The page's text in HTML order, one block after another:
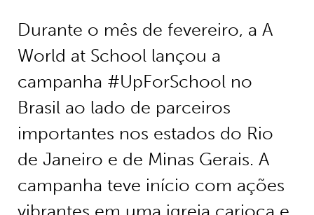
Durante o mês de fevereiro, a A
World at School lançou a
campanha #UpForSchool no
Brasil ao lado de parceiros
importantes nos estados do Rio
de Janeiro e de Minas Gerais. A
campanha teve início com ações